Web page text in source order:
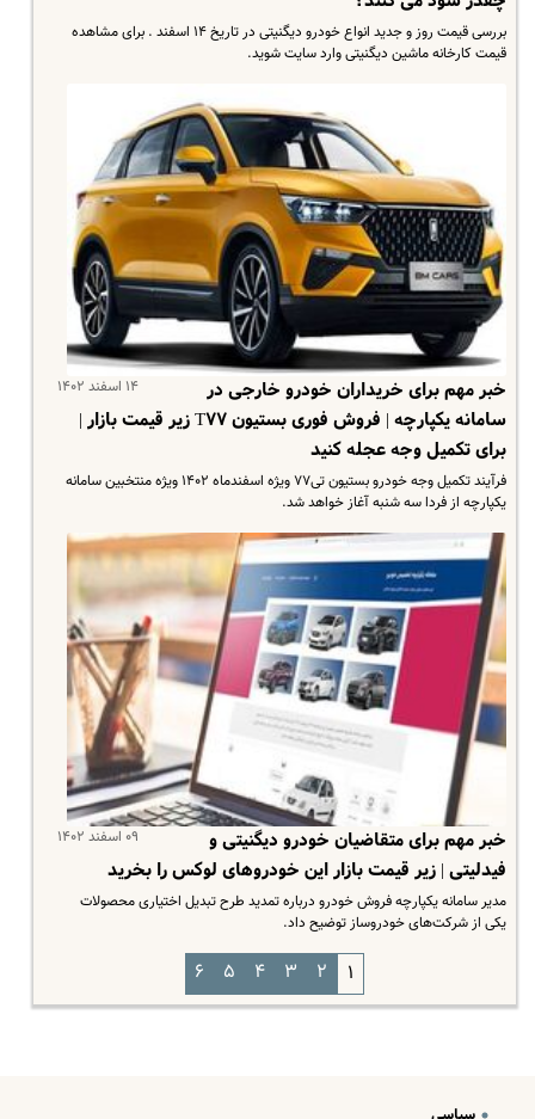
بررسی قیمت روز و جدید انواع خودرو دیگنیتی در تاریخ ۱۴ اسفند . برای مشاهده
قیمت کارخانه ماشین دیگنیتی وارد سایت شوید.
۱۴ اسفند ۱۴۰۲
خبر مهم برای خریداران خودرو خارجی در
سامانه یکپارچه | فروش فوری بستیون T۷۷ زیر قیمت بازار |
برای تکمیل وجه عجله کنید
فرآیند تکمیل وجه خودرو بستیون تی۷۷ ویژه اسفندماه ۱۴۰۲ ویژه منتخبین سامانه
یکپارچه از فردا سه شنبه آغاز خواهد شد.
۰۹ اسفند ۱۴۰۲
خبر مهم برای متقاضیان خودرو دیگنیتی و
فیدلیتی | زیر قیمت بازار این خودروهای لوکس را بخرید
مدیر سامانه یکپارچه فروش خودرو درباره تمدید طرح تبدیل اختیاری محصولات
یکی از شرکت‌های خودروساز توضیح داد.
۱ ۲ ۳ ۴ ۵ ۶